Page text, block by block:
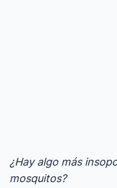
¿Hay algo más
mosquitos?